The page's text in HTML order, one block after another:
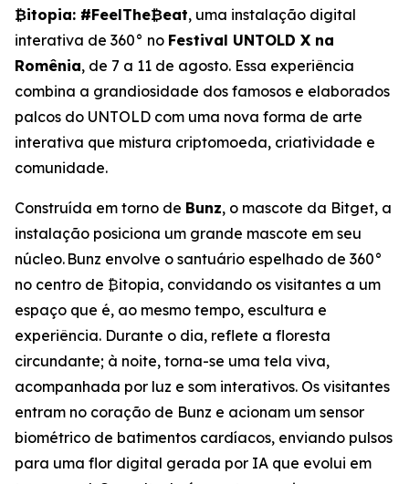
₿itopia: #FeelThe₿eat, uma instalação digital
interativa de 360° no Festival UNTOLD X na
Romênia, de 7 a 11 de agosto. Essa experiência
combina a grandiosidade dos famosos e elaborados
palcos do UNTOLD com uma nova forma de arte
interativa que mistura criptomoeda, criatividade e
comunidade.
Construída em torno de Bunz, o mascote da Bitget, a
instalação posiciona um grande mascote em seu
núcleo. Bunz envolve o santuário espelhado de 360°
no centro de ₿itopia, convidando os visitantes a um
espaço que é, ao mesmo tempo, escultura e
experiência. Durante o dia, reflete a floresta
circundante; à noite, torna-se uma tela viva,
acompanhada por luz e som interativos. Os visitantes
entram no coração de Bunz e acionam um sensor
biométrico de batimentos cardíacos, enviando pulsos
para uma flor digital gerada por IA que evolui em